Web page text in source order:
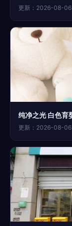
更新：2026-08-06
纯净之光 白色育
更新：2026-08-06